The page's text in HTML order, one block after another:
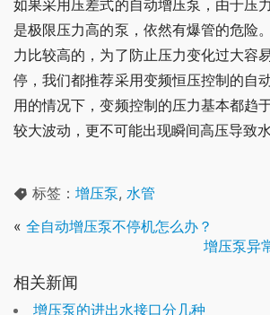
如果采用压差式的自动增压泵，由于压
是极限压力高的泵，依然有爆管的危险
力比较高的，为了防止压力变化过大容
停，我们都推荐采用变频恒压控制的自
用的情况下，变频控制的压力基本都趋
较大波动，更不可能出现瞬间高压导致
标签： 增压泵, 水管
« 全自动增压泵不停机怎么办？
增压泵异
相关新闻
增压泵的进出水接口分几种